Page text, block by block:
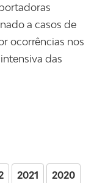
a casos de
ocorrências nos
das
2021 2020